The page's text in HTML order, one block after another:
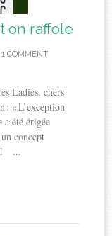
on raffole
COMMENT
Ladies, chers
« L’exception
été érigée
concept
! ...